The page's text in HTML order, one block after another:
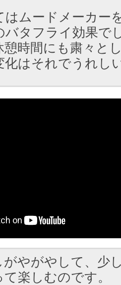
はムードメーカー
バタフライ効果で
憩時間にも粛々と
化はそれでうれし
がやがやして、少
楽しむのです。